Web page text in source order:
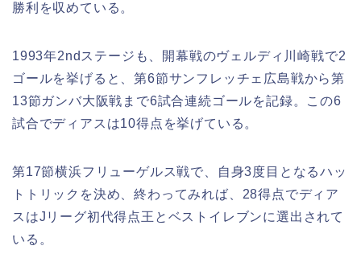
勝利を収めている。
1993年2ndステージも、開幕戦のヴェルディ川崎戦で2
ゴールを挙げると、第6節サンフレッチェ広島戦から第
13節ガンバ大阪戦まで6試合連続ゴールを記録。この6
試合でディアスは10得点を挙げている。
第17節横浜フリューゲルス戦で、自身3度目となるハッ
トトリックを決め、終わってみれば、28得点でディア
スはJリーグ初代得点王とベストイレブンに選出されて
いる。